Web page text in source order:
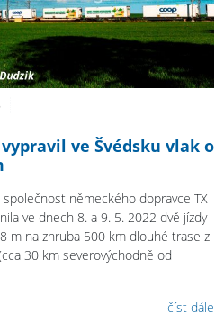
ve Švédsku vlak o
společnost německého dopravce TX
ve dnech 8. a 9. 5. 2022 dvě jízdy
m na zhruba 500 km dlouhé trase z
30 km severovýchodně od
číst dále